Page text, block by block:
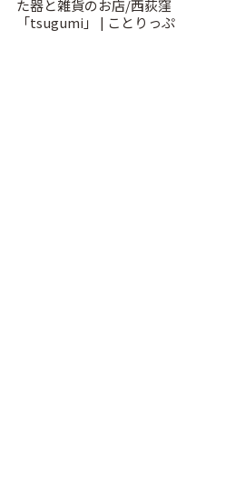
た器と雑貨のお店/西荻窪
「tsugumi」 | ことりっぷ